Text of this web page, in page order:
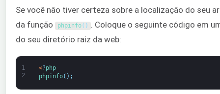
Se você não tiver certeza sobre a localização do seu
da função
phpinfo( ) . Coloque o seguinte código em
do seu diretório raiz da web:
1
2
<?php
phpinfo( ) ;